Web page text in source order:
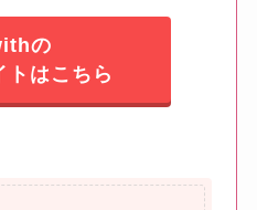
の
トはこちら